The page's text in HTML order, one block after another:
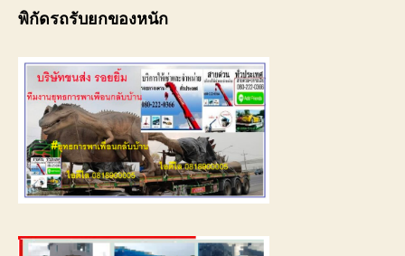
พิกัดรถรับยกของหนัก